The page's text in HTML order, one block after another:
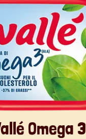
Omega 3